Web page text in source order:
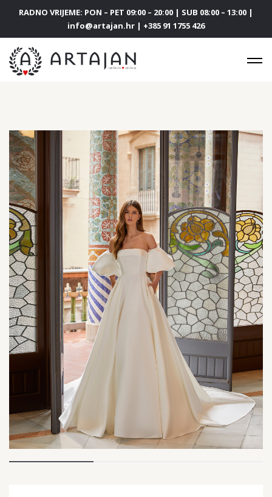
RADNO VRIJEME: PON – PET 09:00 – 20:00 | SUB 08:00 – 13:00 |
info@artajan.hr | +385 91 1755 426